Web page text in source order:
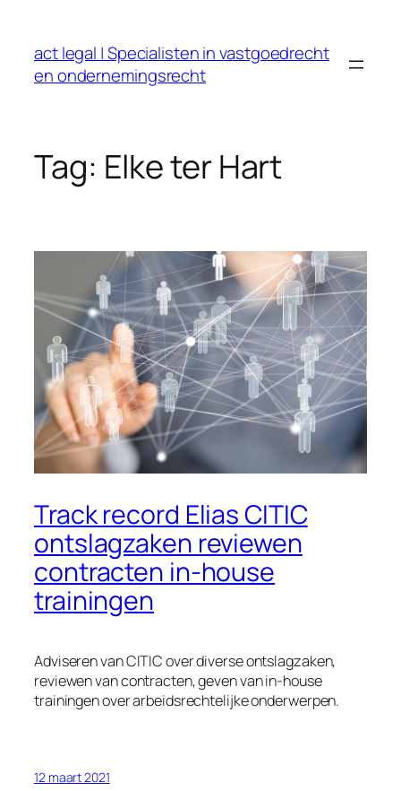
inhoud
act legal | Specialisten in vastgoedrecht
en ondernemingsrecht
Tag: Elke ter Hart
Track record Elias CITIC
ontslagzaken reviewen
contracten in-house
trainingen
Adviseren van CITIC over diverse ontslagzaken,
reviewen van contracten, geven van in-house
trainingen over arbeidsrechtelijke onderwerpen.
12 maart 2021